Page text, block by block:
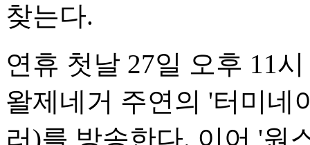
찾는다.
연휴 첫날 27일 오후 11
왈제네거 주연의 '터미네
러)를 방송한다. 이어 '원